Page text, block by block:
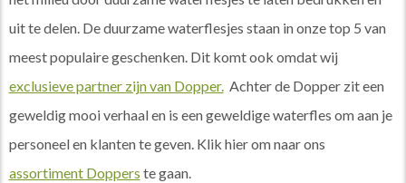
uit te delen. De duurzame waterflesjes staan in onze top 5 van
meest populaire geschenken. Dit komt ook omdat wij
exclusieve partner zijn van Dopper.Achter de Dopper zit een
geweldig mooi verhaal en is een geweldige waterfles om aan je
personeel en klanten te geven. Klik hier om naar ons
assortiment Doppers te gaan.